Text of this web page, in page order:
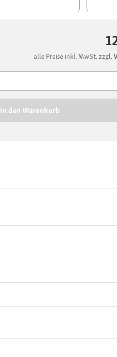
alle Preise inkl. MwSt. zzgl.
In den Warenkorb